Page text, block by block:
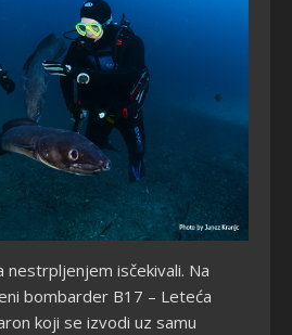
nestrpljenjem isčekivali. Na
bombarder B17 – Leteća
koji se izvodi uz samu